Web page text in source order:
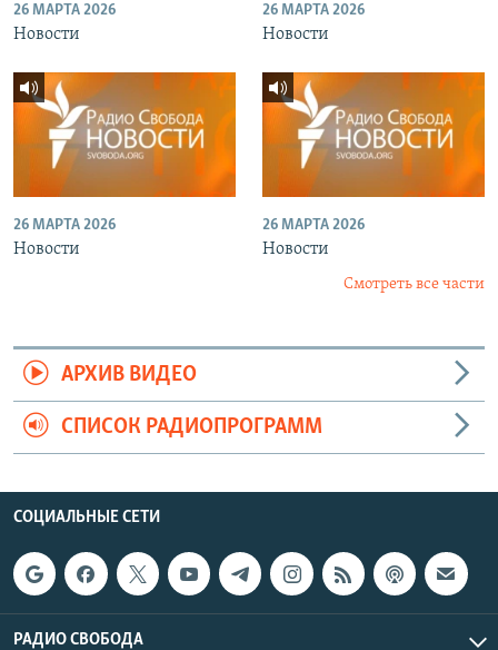
26 МАРТА 2026
Новости
26 МАРТА 2026
Новости
26 МАРТА 2026
Новости
26 МАРТА 2026
Новости
Смотреть все части
АРХИВ ВИДЕО
СПИСОК РАДИОПРОГРАММ
СОЦИАЛЬНЫЕ СЕТИ
РАДИО СВОБОДА